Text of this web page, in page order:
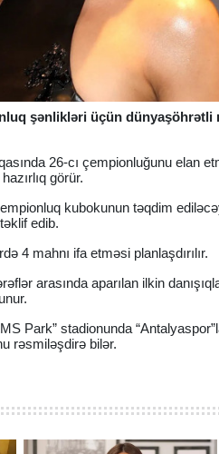
şənlikləri üçün dünyaşöhrətli
26-cı çempionluğunu elan
görür.
kubokunun təqdim
edib.
4 mahnı ifa etməsi planlaşdırılır.
arasında aparılan ilkin
Park” stadionunda
rəsmiləşdirə bilər.